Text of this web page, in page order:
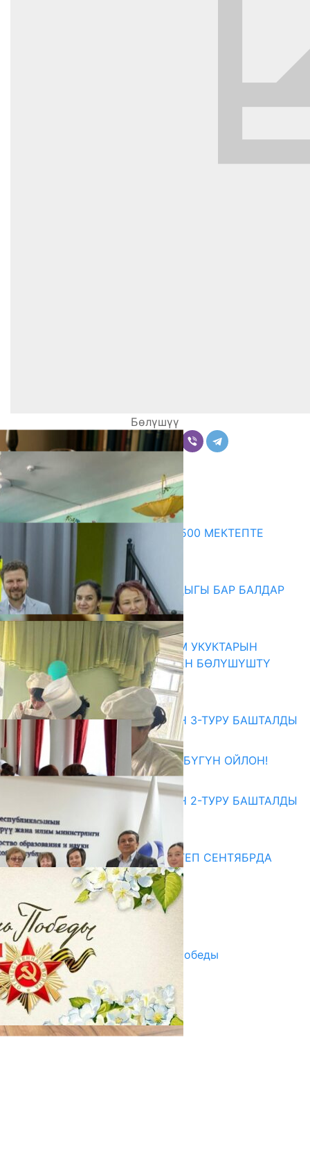
Бөлүшүү
Комментарийлер
Акыркы жаңылыктар
ПРЕЗИДЕНТТИН ЖАРЛЫГЫ: 500 МЕКТЕПТЕ
ШАХМАТ ИЙРИМИ АЧЫЛАТ
06.08.2026
СҮЛҮКТҮ: ӨЗГӨЧӨ МУКТАЖДЫГЫ БАР БАЛДАР
ҮЧҮН БОРБОР АЧЫЛДЫ
06.08.2026
КЫРГЫЗ ЭКСПЕРТТЕРИ АДАМ УКУКТАРЫН
ОКУТУУ ТАЖРЫЙБАСЫ МЕНЕН БӨЛҮШҮШТҮ
06.08.2026
Абитуриент
ЖОЖДОРГО КАБЫЛ АЛУУНУН 3-ТУРУ БАШТАЛДЫ
27.07.2026
ӨЗҮҢДҮН КЕЛЕЧЕГИҢ ҮЧҮН БҮГҮН ОЙЛОН!
20.07.2026
ЖОЖДОРГО КАБЫЛ АЛУУНУН 2-ТУРУ БАШТАЛДЫ
20.07.2026
Медиа
СУЗАКТА 750 ОРУНДУУ МЕКТЕП СЕНТЯБРДА
ПАЙДАЛАНУУГА БЕРИЛЕТ
07.08.2025
Улуу Жеңиштин жандуу сөзү
29.04.2025
Награды в преддверии Дня Победы
29.04.2025